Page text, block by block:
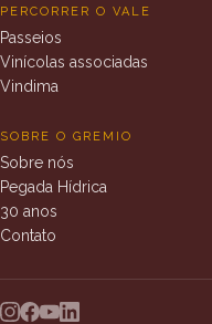
PERCORRER O VALE
Passeios
Vinícolas associadas
Vindima
SOBRE O GREMIO
Sobre nós
Pegada Hídrica
30 anos
Contato